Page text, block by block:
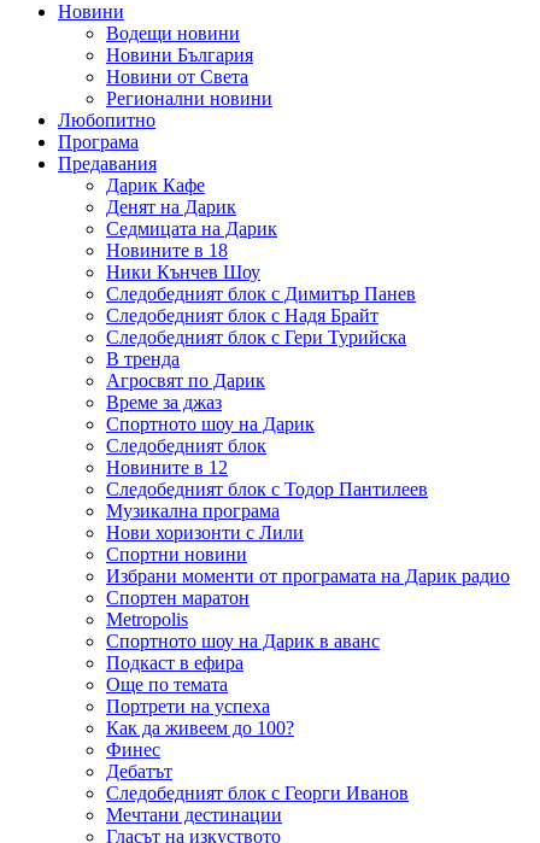
Новини
Водещи новини
Новини България
Новини от Света
Регионални новини
Любопитно
Програма
Предавания
Дарик Кафе
Денят на Дарик
Седмицата на Дарик
Новините в 18
Ники Кънчев Шоу
Следобедният блок с Димитър Панев
Следобедният блок с Надя Брайт
Следобедният блок с Гери Турийска
В тренда
Агросвят по Дарик
Време за джаз
Спортното шоу на Дарик
Следобедният блок
Новините в 12
Следобедният блок с Тодор Пантилеев
Музикална програма
Нови хоризонти с Лили
Спортни новини
Избрани моменти от програмата на Дарик радио
Спортен маратон
Metropolis
Спортното шоу на Дарик в аванс
Подкаст в ефира
Още по темата
Портрети на успеха
Как да живеем до 100?
Финес
Дебатът
Следобедният блок с Георги Иванов
Мечтани дестинации
Гласът на изкуството